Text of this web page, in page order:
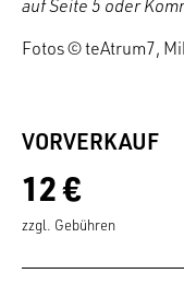
auf Seite 5 oder
Fotos © teAtrum7,
VORVERKAUF
12 €
zzgl. Gebühren